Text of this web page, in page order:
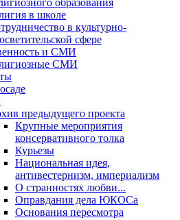
образования
в школе
в культурно-
сфере
и СМИ
СМИ
предыдущего проекта
Крупные мероприятия
консервативного толка
Курьезы
Национальная идея,
антивестернизм, империализм
О странностях любви...
Оправдания дела ЮКОСа
Основания пересмотра